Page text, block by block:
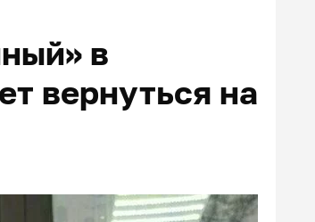
в
вернуться на